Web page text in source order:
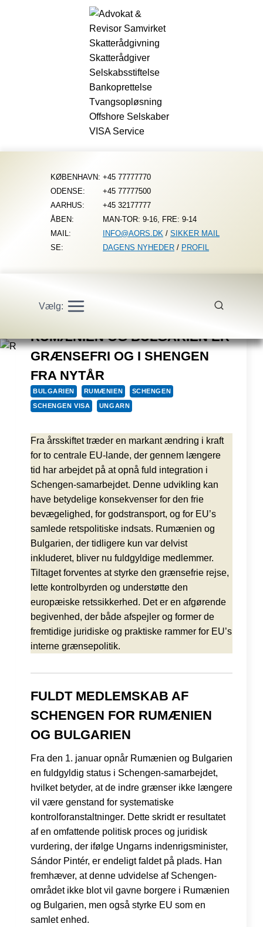
KØBENHAVN: +45 77777770
ODENSE:
+45 77777500
AARHUS:
+45 32177777
ÅBEN:
MAN-TOR: 9-16, FRE: 9-14
MAIL:
INFO@AORS.DK / SIKKER MAIL
SE:
DAGENS NYHEDER / PROFIL
Vælg:
RUMÆNIEN OG BULGARIEN ER
GRÆNSEFRI OG I SHENGEN
FRA NYTÅR
BULGARIEN RUMÆNIEN SCHENGEN
SCHENGEN VISA UNGARN
Fra årsskiftet træder en markant ændring i kraft
for to centrale EU-lande, der gennem længere
tid har arbejdet på at opnå fuld integration i
Schengen-samarbejdet. Denne udvikling kan
have betydelige konsekvenser for den frie
bevægelighed, for godstransport, og for EU’s
samlede retspolitiske indsats. Rumænien og
Bulgarien, der tidligere kun var delvist
inkluderet, bliver nu fuldgyldige medlemmer.
Tiltaget forventes at styrke den grænsefrie rejse,
lette kontrolbyrden og understøtte den
europæiske retssikkerhed. Det er en afgørende
begivenhed, der både afspejler og former de
fremtidige juridiske og praktiske rammer for EU’s
interne grænsepolitik.
FULDT MEDLEMSKAB AF
SCHENGEN FOR RUMÆNIEN
OG BULGARIEN
Fra den 1. januar opnår Rumænien og Bulgarien
en fuldgyldig status i Schengen-samarbejdet,
hvilket betyder, at de indre grænser ikke længere
vil være genstand for systematiske
kontrolforanstaltninger. Dette skridt er resultatet
af en omfattende politisk proces og juridisk
vurdering, der ifølge Ungarns indenrigsminister,
Sándor Pintér, er endeligt faldet på plads. Han
fremhæver, at denne udvidelse af Schengen-
området ikke blot vil gavne borgere i Rumænien
og Bulgarien, men også styrke EU som en
samlet enhed.